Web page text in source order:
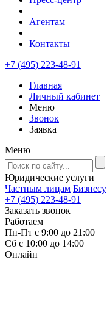
Агентам
Контакты
+7 (495) 223-48-91
Главная
Личный кабинет
Меню
Звонок
Заявка
Меню
Юридические услуги
Частным лицам Бизнесу
+7 (495) 223-48-91
Заказать звонок
Работаем
Пн-Пт с 9:00 до 21:00
Сб с 10:00 до 14:00
Онлайн